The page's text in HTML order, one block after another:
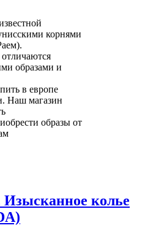
корнями
образами и
в европе
Наш магазин
образы от
колье